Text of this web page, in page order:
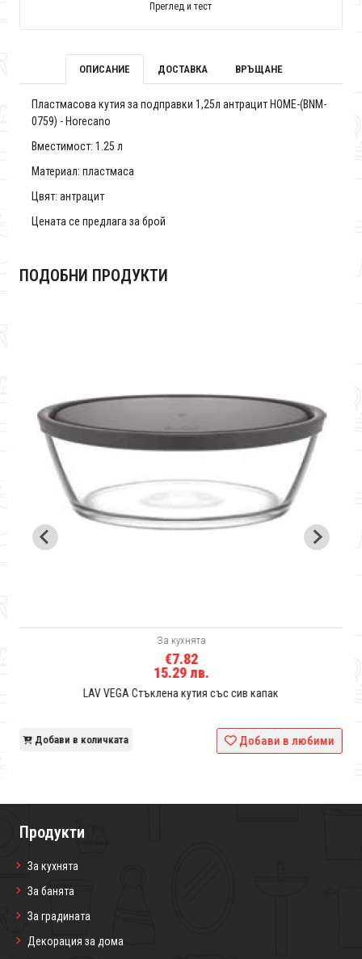
Преглед и тест
ОПИСАНИЕ ДОСТАВКА ВРЪЩАНЕ
Пластмасова кутия за подправки 1,25л антрацит HOME-(BNM-
0759) - Horecano
Вместимост: 1.25 л
Материал: пластмаса
Цвят: антрацит
Цената се предлага за брой
ПОДОБНИ ПРОДУКТИ
За кухнята
€7.82
15.29 лв.
LAV VEGA Стъклена кутия със сив капак
Добави в количката Добави в любими
Продукти
За кухнята
За банята
За градината
Декорация за дома